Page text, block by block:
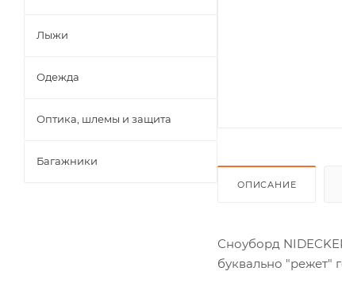
ОПИСАНИЕ
Сноуборд
буквально "режет"
Лыжи
Одежда
Оптика, шлемы и защита
Багажники